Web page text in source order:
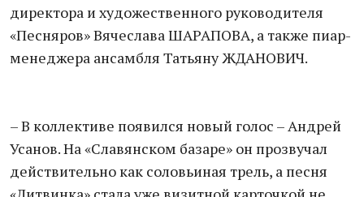
директора и художественного руководителя
«Песняров» Вячеслава ШАРАПОВА, а также пиар-
менеджера ансамбля Татьяну ЖДАНОВИЧ.
– В коллективе появился новый голос – Андрей
Усанов. На «Славянском базаре» он прозвучал
действительно как соловьиная трель, а песня